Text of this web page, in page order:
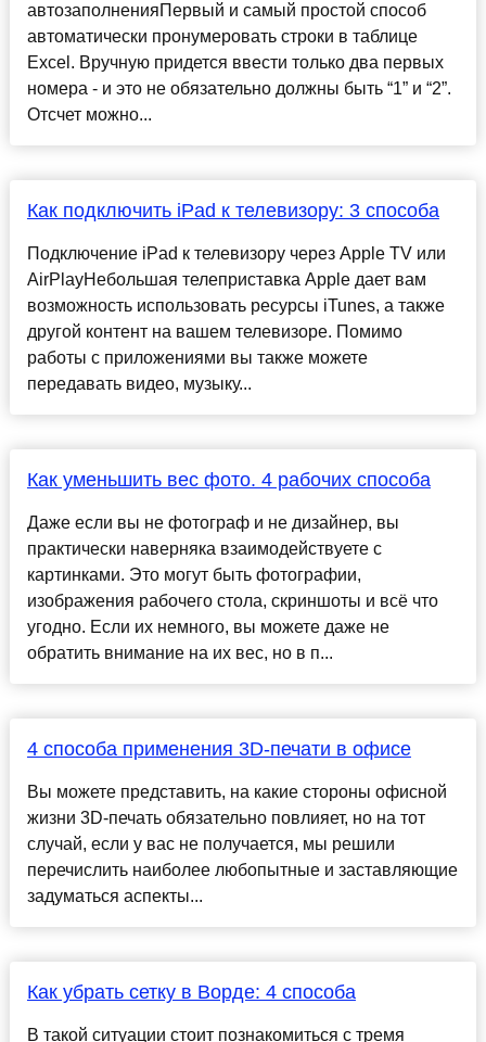
автозаполненияПервый и самый простой способ
автоматически пронумеровать строки в таблице
Excel. Вручную придется ввести только два первых
номера - и это не обязательно должны быть “1” и “2”.
Отсчет можно...
Как подключить iPad к телевизору: 3 способа
Подключение iPad к телевизору через Apple TV или
AirPlayНебольшая телеприставка Apple дает вам
возможность использовать ресурсы iTunes, а также
другой контент на вашем телевизоре. Помимо
работы с приложениями вы также можете
передавать видео, музыку...
Как уменьшить вес фото. 4 рабочих способа
Даже если вы не фотограф и не дизайнер, вы
практически наверняка взаимодействуете с
картинками. Это могут быть фотографии,
изображения рабочего стола, скриншоты и всё что
угодно. Если их немного, вы можете даже не
обратить внимание на их вес, но в п...
4 способа применения 3D-печати в офисе
Вы можете представить, на какие стороны офисной
жизни 3D-печать обязательно повлияет, но на тот
случай, если у вас не получается, мы решили
перечислить наиболее любопытные и заставляющие
задуматься аспекты...
Как убрать сетку в Ворде: 4 способа
В такой ситуации стоит познакомиться с тремя